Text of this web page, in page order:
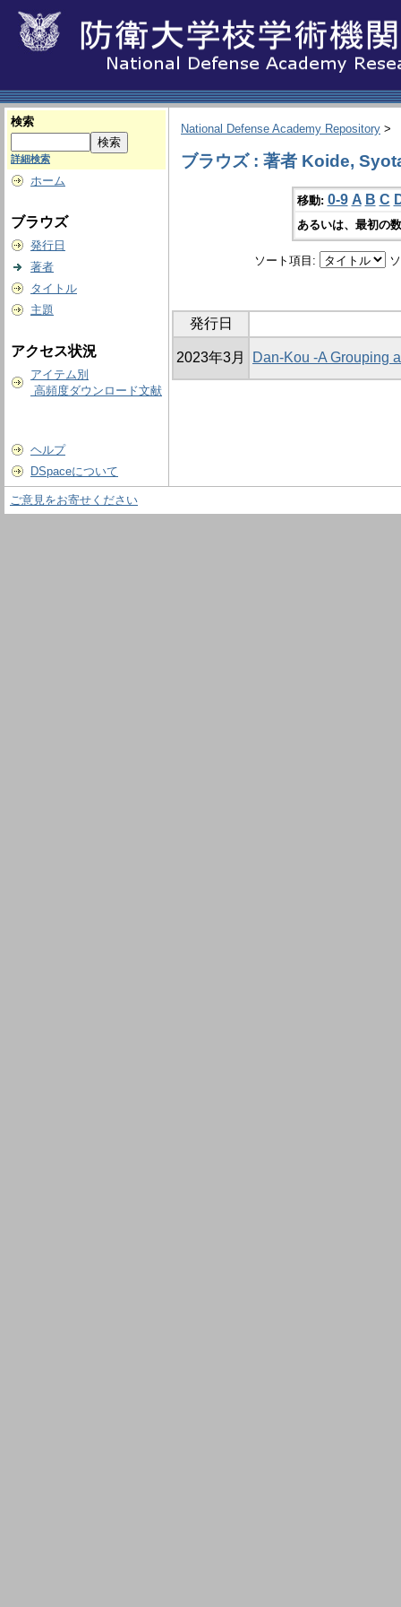
検索
詳細検索
ホーム
ブラウズ
発行日
著者
タイトル
主題
アクセス状況
アイテム別
高頻度ダウンロード文献
ヘルプ
DSpaceについて
National Defense Academy Repository >
ブラウズ : 著者 Koide,
移動: 0-9 A B C
あるいは、最初の
ソート項目:
発行日
2023年3月 Dan-Kou -A Grouping
ご意見をお寄せください